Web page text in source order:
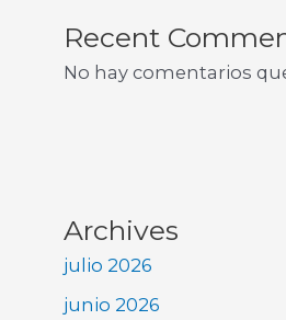
Recent
No hay comentarios
Archives
julio 2026
junio 2026